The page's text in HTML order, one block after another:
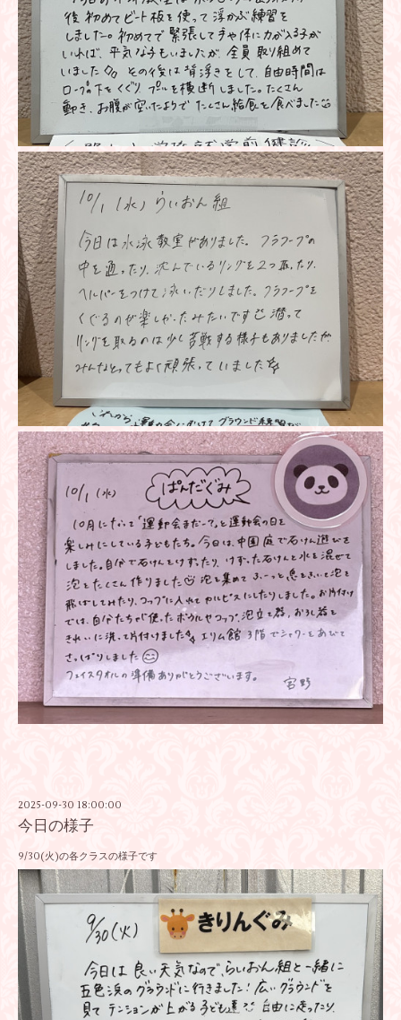
2025-09-30 18:00:00
今日の様子
9/30(火)の各クラスの様子です